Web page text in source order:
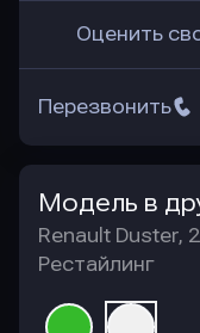
Оценить
Перезвонить
Модель в
Renault Duster,
Рестайлинг